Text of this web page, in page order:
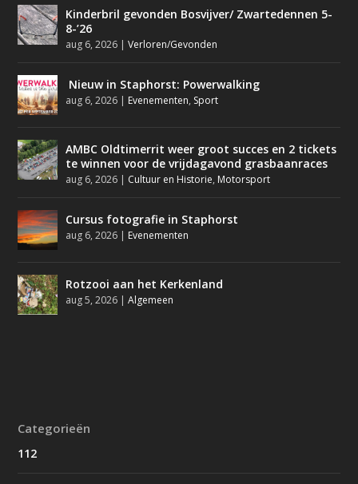
Kinderbril gevonden Bosvijver/ Zwartedennen 5-
8-’26
aug 6, 2026 |Verloren/Gevonden
Nieuw in Staphorst: Powerwalking
aug 6, 2026 Evenementen, Sport
AMBC Oldtimerrit weer groot succes en 2 tickets
te winnen voor de vrijdagavond grasbaanraces
aug 6, 2026 Cultuur en Historie, Motorsport
Cursus fotografie in Staphorst
aug 6, 2026 Evenementen
Rotzooi aan het Kerkenland
aug 5, 2026 |Algemeen
Categorieën
112